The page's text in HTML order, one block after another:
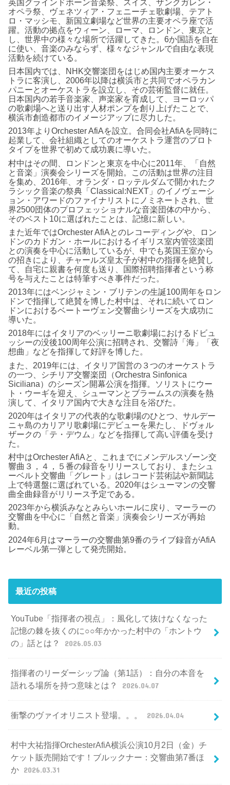
英国グラインドボーン音楽祭、スイス、ザンクガレン・
オペラ祭、ヴェネツィア・フェニーチェ歌劇場、テアト
ロ・マッシモ、新国立劇場など世界の主要オペラ座で活
躍。活動の拠点をウィーン、ローマ、ロンドン、東京と
し、世界中の様々な場所で活躍してきた。6か国語を自在
に使い、音楽のみならず、様々なジャンルで自由な表現
活動を続けている。
日本国内では、NHK交響楽団をはじめ国内主要オーケス
トラに客演し、2006年以降は横浜市と共同でオペラカン
パニーとオーケストラを設立し、その芸術監督に就任。
日本国内の若手音楽家、声楽家を育成して、ヨーロッパ
の歌劇場へと送り出す人材ポンプを創り上げたことで、
横浜市創造都市のイメージアップに尽力した。
2013年よりOrchester AfiAを設立。合同会社AfiAを同時に
起業して、会社組織としてのオーケストラ運営のプロト
タイプを世界で初めて成功裏に導いた。
村中はその間、ロンドンと東京を中心に2011年、「自然
と音楽」演奏会シリーズを開始。この活動は世界の注目
を集め、2016年、オランダ・ロッテルダムで開かれたク
ラシック音楽の祭典「Classical:NEXT」のイノヴェーシ
ョン・アワードのファイナリストにノミネートされ、世
界2500団体のプロフェッショナルな音楽団体の中から、
そのベスト10に選ばれたことは、記憶に新しい。
また近年ではOrchester AfiAとのレコーディングや、ロン
ドンのカドガン・ホールにおけるイギリス室内管弦楽団
との演奏を中心に活動しているが、中でも英国王室から
の招きにより、チャールズ皇太子が村中の指揮を絶賛し
て、自宅に親書を何度も送り、国際招聘指揮者という称
号を与えたことは特筆すべき事件だった。
2013年にはベンジャミン・ブリテンの生誕100周年をロン
ドンで指揮して絶賛を博した村中は、それに続いてロン
ドンにおけるベートーヴェン交響曲シリーズを大成功に
導いた。
2018年にはイタリアのベッリーニ歌劇場におけるドビュ
ッシーの没後100周年公演に招聘され、交響詩「海」「夜
想曲」などを指揮して好評を博した。
また、2019年には、イタリア国営の３つのオーケストラ
の一つ、シチリア交響楽団（Orchestra Sinfonica
Siciliana）のシーズン開幕公演を指揮。ソリストにウー
ト・ウーギを迎え、シューマンとブラームスの演奏を熱
演して、イタリア国内で大きな注目を浴びた。
2020年はイタリアの代表的な歌劇場のひとつ、サルデー
ニャ島のカリアリ歌劇場にデビューを果たし、ドヴォル
ザークの「テ・デウム」などを指揮して高い評価を受け
た。
村中はOrchester AfiAと、これまでにメンデルスゾーン交
響曲３，４，５番の録音をリリースしており、またシュ
ーベルト交響曲「グレート」はレコード芸術誌や新聞誌
上で特選盤に選ばれている。2020年はシューマンの交響
曲全曲録音がリリース予定である。
2023年から横浜みなとみらいホールに戻り、マーラーの
交響曲を中心に「自然と音楽」演奏会シリーズが再始
動。
2024年6月はマーラーの交響曲第9番のライブ録音がAfiA
レーベル第一弾として発売開始。
最近の投稿
YouTube「指揮者の視点」：風化して抜けなくなった
記憶の棘を抜くのに○○年かかった村中の「ホントウ
の」話とは？
2026.05.03
指揮者のリーダーシップ論（第1話）：自分の本音を
語れる場所を持つ意味とは？
2026.04.07
衝撃のヴァイオリニスト登場。。。 2026.04.04
村中大祐指揮OrchesterAfiA横浜公演10月2日（金）チ
ケット販売開始です！ブルックナー：交響曲第7番ほ
か 2026.03.31